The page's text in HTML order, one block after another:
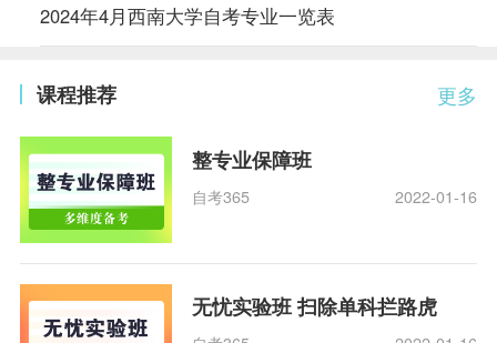
2024年4月西南大学自考专业一览表
更多
课程推荐
整专业保障班
自考365 2022-01-16
无忧实验班 扫除单科拦路虎